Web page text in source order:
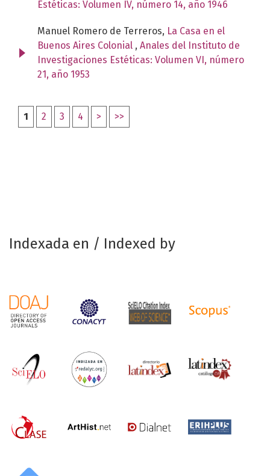
Estéticas: Volumen IV, número 14, año 1946
Manuel Romero de Terreros, La Casa en el
Buenos Aires Colonial , Anales del Instituto de
Investigaciones Estéticas: Volumen VI, número
21, año 1953
1 2 3 4 > >>
Indexada en / Indexed by